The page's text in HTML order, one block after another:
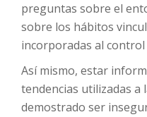
preguntas sobre el
sobre los hábitos
incorporadas al
Así mismo, estar
tendencias utilizadas a
demostrado ser